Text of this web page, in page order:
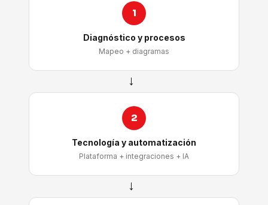
1
Diagnóstico y procesos
Mapeo + diagramas
→
2
Tecnología y automatización
Plataforma + integraciones + IA
→